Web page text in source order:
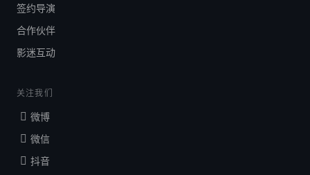
签约导演
合作伙伴
影迷互动
关注我们
微博
微信
抖音